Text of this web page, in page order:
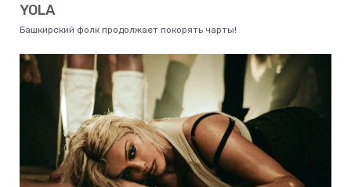
YOLA
Башкирский фолк продолжает покорять чарты!